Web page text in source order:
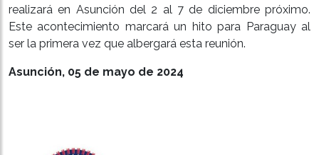
realizará en Asunción del 2 al 7 de diciembre próximo.
Este acontecimiento marcará un hito para Paraguay al
ser la primera vez que albergará esta reunión.
Asunción, 05 de mayo de 2024